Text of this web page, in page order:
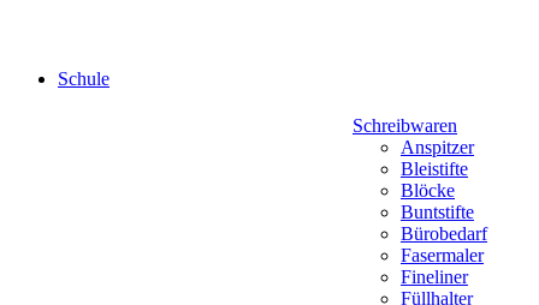
Schule
Schreibwaren
Anspitzer
Bleistifte
Blöcke
Buntstifte
Bürobedarf
Fasermaler
Fineliner
Füllhalter